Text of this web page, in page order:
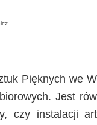
Pięknych we
Jest
czy instalacji